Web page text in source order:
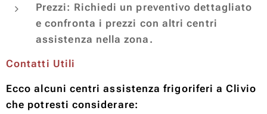
Prezzi: Richiedi un preventivo dettagliato
e confronta i prezzi con altri centri
assistenza nella zona.
Contatti Utili
Ecco alcuni centri assistenza frigoriferi a Clivio
che potresti considerare: